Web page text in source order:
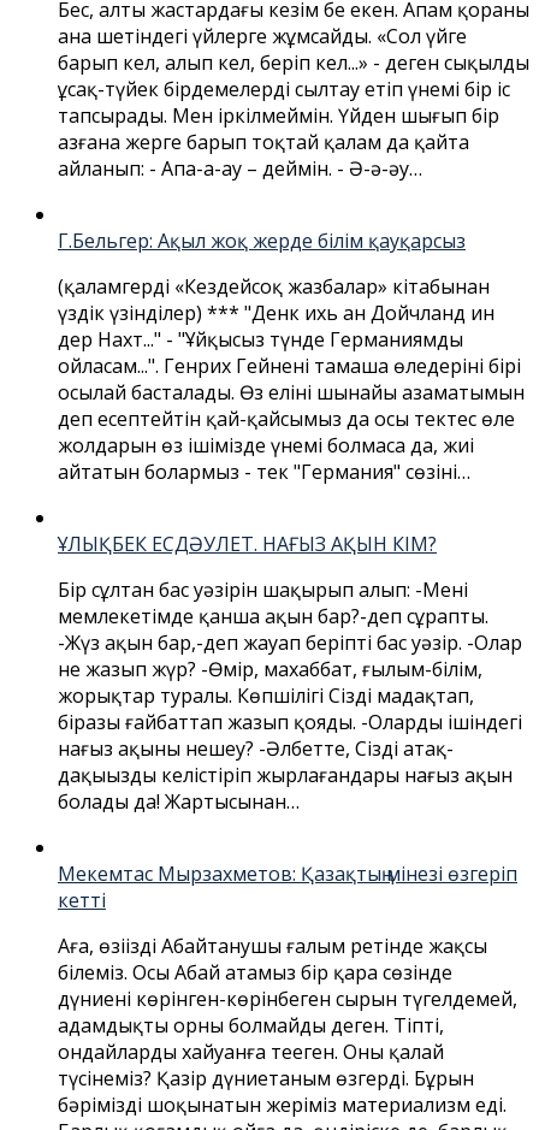
Бес, алты жастардағы кезім бе екен. Апам қораның
ана шетіндегі үйлерге жұмсайды. «Сол үйге
барып кел, алып кел, беріп кел...» - деген сықылды
ұсақ-түйек бірдемелерді сылтау етіп үнемі бір іс
тапсырады. Мен іркілмеймін. Үйден шығып бір
азғана жерге барып тоқтай қалам да қайта
айланып: - Апа-а-ау – деймін. - Ә-ә-әу…
Г.Бельгер: Ақыл жоқ жерде білім қауқарсыз
(қаламгердің «Кездейсоқ жазбалар» кітабынан
үздік үзінділер) *** "Денк ихь ан Дойчланд ин
дер Нахт..." - "Ұйқысыз түнде Германиямды
ойласам...". Генрих Гейненің тамаша өлеңдерінің бірі
осылай басталады. Өз елінің шынайы азаматымын
деп есептейтін қай-қайсымыз да осы тектес өлең
жолдарын өз ішімізде үнемі болмаса да, жиі
айтатын болармыз - тек "Германия" сөзінің…
ҰЛЫҚБЕК ЕСДӘУЛЕТ. НАҒЫЗ АҚЫН КІМ?
Бір сұлтан бас уәзірін шақырып алып: -Менің
мемлекетімде қанша ақын бар?-деп сұрапты.
-Жүз ақын бар,-деп жауап беріпті бас уәзір. -Олар
не жазып жүр? -Өмір, махаббат, ғылым-білім,
жорықтар туралы. Көпшілігі Сізді мадақтап,
біразы ғайбаттап жазып қояды. -Олардың ішіндегі
нағыз ақыны нешеу? -Әлбетте, Сіздің атақ-
даңқыңызды келістіріп жырлағандары нағыз ақын
болады да! Жартысынан…
Мекемтас Мырзахметов: Қазақтың мінезі өзгеріп
кетті
Аға, өзіңізді Абайтанушы ғалым ретінде жақсы
білеміз. Осы Абай атамыз бір қара сөзінде
дүниенің көрінген-көрінбеген сырын түгелдемей,
адамдықтың орны болмайды деген. Тіпті,
ондайларды хайуанға теңеген. Оны қалай
түсінеміз? Қазір дүниетаным өзгерді. Бұрын
бәріміздің шоқынатын жеріміз материализм еді.